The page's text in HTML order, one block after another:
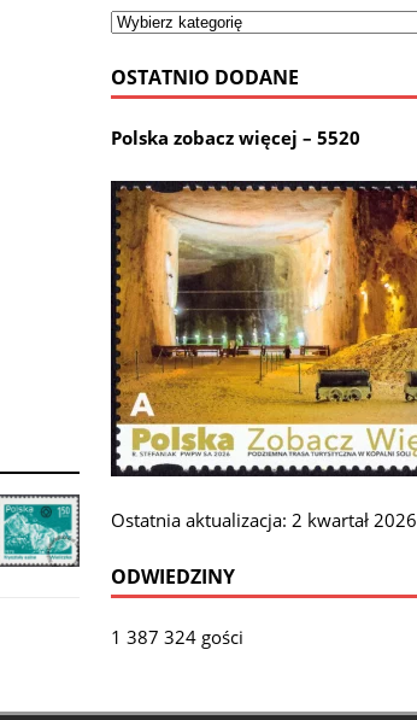
OSTATNIO DODANE
Polska zobacz więcej – 5520
Ostatnia aktualizacja: 2 kwartał 2026
ODWIEDZINY
1 387 324 gości